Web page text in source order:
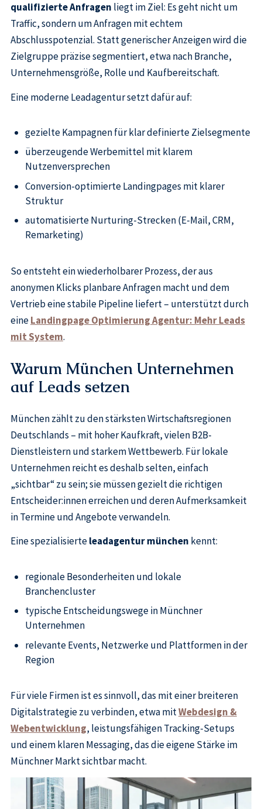
qualifizierte Anfragen liegt im Ziel: Es geht nicht um
Traffic, sondern um Anfragen mit echtem
Abschlusspotenzial. Statt generischer Anzeigen wird die
Zielgruppe präzise segmentiert, etwa nach Branche,
Unternehmensgröße, Rolle und Kaufbereitschaft.
Eine moderne Leadagentur setzt dafür auf:
gezielte Kampagnen für klar definierte Zielsegmente
überzeugende Werbemittel mit klarem
Nutzenversprechen
Conversion-optimierte Landingpages mit klarer
Struktur
automatisierte Nurturing-Strecken (E-Mail, CRM,
Remarketing)
So entsteht ein wiederholbarer Prozess, der aus
anonymen Klicks planbare Anfragen macht und dem
Vertrieb eine stabile Pipeline liefert – unterstützt durch
eineLandingpage Optimierung Agentur: Mehr Leads
mit System.
Warum München Unternehmen
auf Leads setzen
München zählt zu den stärksten Wirtschaftsregionen
Deutschlands – mit hoher Kaufkraft, vielen B2B-
Dienstleistern und starkem Wettbewerb. Für lokale
Unternehmen reicht es deshalb selten, einfach
„sichtbar“ zu sein; sie müssen gezielt die richtigen
Entscheider:innen erreichen und deren Aufmerksamkeit
in Termine und Angebote verwandeln.
Eine spezialisierteleadagentur münchen kennt:
regionale Besonderheiten und lokale
Branchencluster
typische Entscheidungswege in Münchner
Unternehmen
relevante Events, Netzwerke und Plattformen in der
Region
Für viele Firmen ist es sinnvoll, das mit einer breiteren
Digitalstrategie zu verbinden, etwa mitWebdesign &
Webentwicklung, leistungsfähigen Tracking-Setups
und einem klaren Messaging, das die eigene Stärke im
Münchner Markt sichtbar macht.